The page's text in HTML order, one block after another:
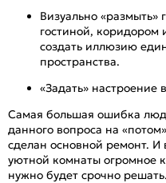
Визуально
гостиной, коридором
создать иллюзию
пространства.
«Задать»
Самая большая ошибка
данного вопроса на
сделан основной ремонт. И
уютной комнаты огромное
нужно будет срочно решать.